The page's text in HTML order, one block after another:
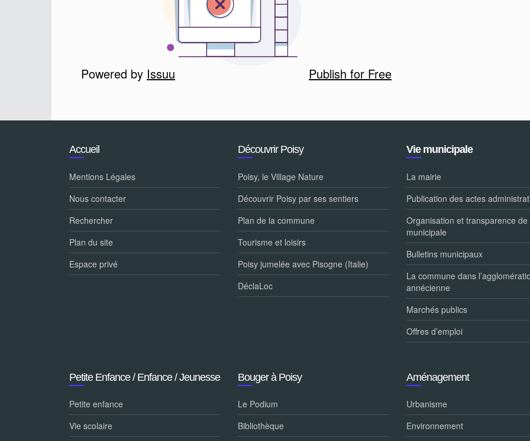
Powered by Issuu Publish for Free
Accueil
Mentions Légales
Nous contacter
Rechercher
Plan du site
Espace privé
Découvrir Poisy
Poisy, le Village Nature
Découvrir Poisy par ses sentiers
Plan de la commune
Tourisme et loisirs
Poisy jumelée avec Pisogne (Italie)
DéclaLoc
Vie municipale
La mairie
Publication des actes
Organisation et transparence de
municipale
Bulletins municipaux
La commune dans
annécienne
Marchés publics
Offres d’emploi
Petite Enfance / Enfance / Jeunesse
Petite enfance
Vie scolaire
Bouger à Poisy
Le Podium
Bibliothèque
Aménagement
Urbanisme
Environnement